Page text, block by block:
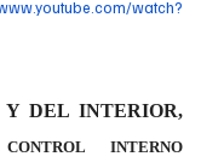
watch?
Y DEL INTERIOR,
CONTROL INTERNO